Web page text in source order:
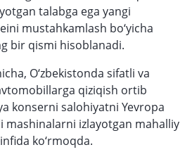
talabga ega yangi
mustahkamlash bo‘yicha
bir qismi hisoblanadi.
O‘zbekistonda sifatli va
qiziqish ortib
konserni salohiyatni Yevropa
mashinalarni izlayotgan mahalliy
ko‘rmoqda.